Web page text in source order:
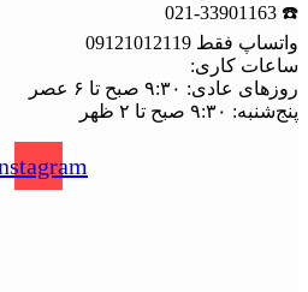
☎️ 021-33901163
واتساپ فقط 09121012119
ساعات کاری:
روزهای عادی: ۹:۳۰ صبح تا ۶ عصر
پنج‌شنبه: ۹:۳۰ صبح تا ۲ ظهر